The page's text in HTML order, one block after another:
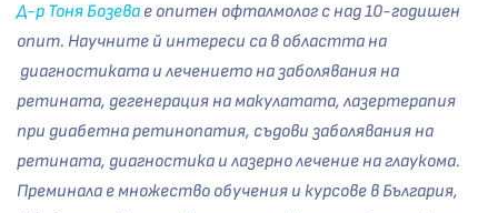
Д-р Тоня Бозева е опитен офталмолог с над 10-годишен
опит. Научните й интереси са в областта на
диагностиката и лечението на заболявания на
ретината, дегенерация на макулатата, лазертерапия
при диабетна ретинопатия, съдови заболявания на
ретината, диагностика и лазерно лечение на глаукома.
Преминала е множество обучения и курсове в България,